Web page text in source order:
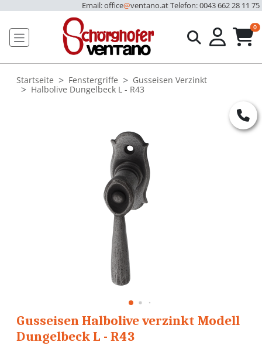
Email: office@ventano.atTelefon: 0043 662 28 11 75
0
Startseite Fenstergriffe
Gusseisen Verzinkt
Halbolive Dungelbeck L - R43
Gusseisen Halbolive verzinkt Modell
Dungelbeck L - R43